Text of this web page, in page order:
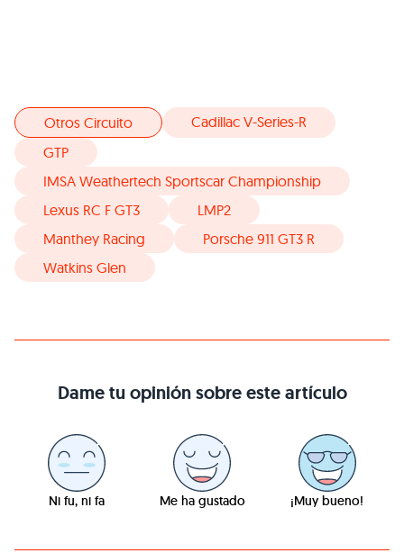
Otros Circuito
Cadillac V-Series-R
GTP
IMSA Weathertech Sportscar Championship
Lexus RC F GT3
LMP2
Manthey Racing
Porsche 911 GT3 R
Watkins Glen
Dame tu opinión sobre este artículo
Ni fu, ni fa Me ha gustado ¡Muy bueno!